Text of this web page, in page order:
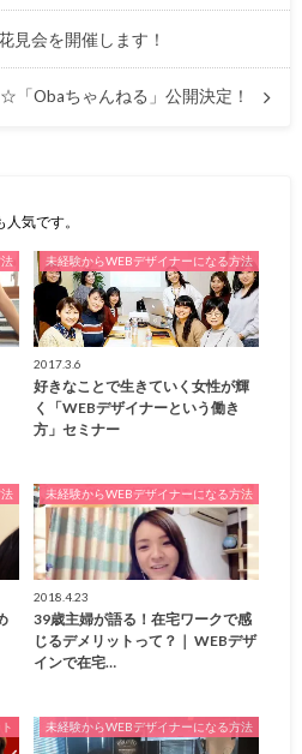
見会を開催します！
「Obaちゃんねる」公開決定！
気です。
未経験からWEBデザイナーになる方法
2017.3.6
好きなことで生きていく女性が輝
く「WEBデザイナーという働き
方」セミナー
未経験からWEBデザイナーになる方法
2018.4.23
39歳主婦が語る！在宅ワークで感
じるデメリットって？｜ WEBデザ
インで在宅…
未経験からWEBデザイナーになる方法